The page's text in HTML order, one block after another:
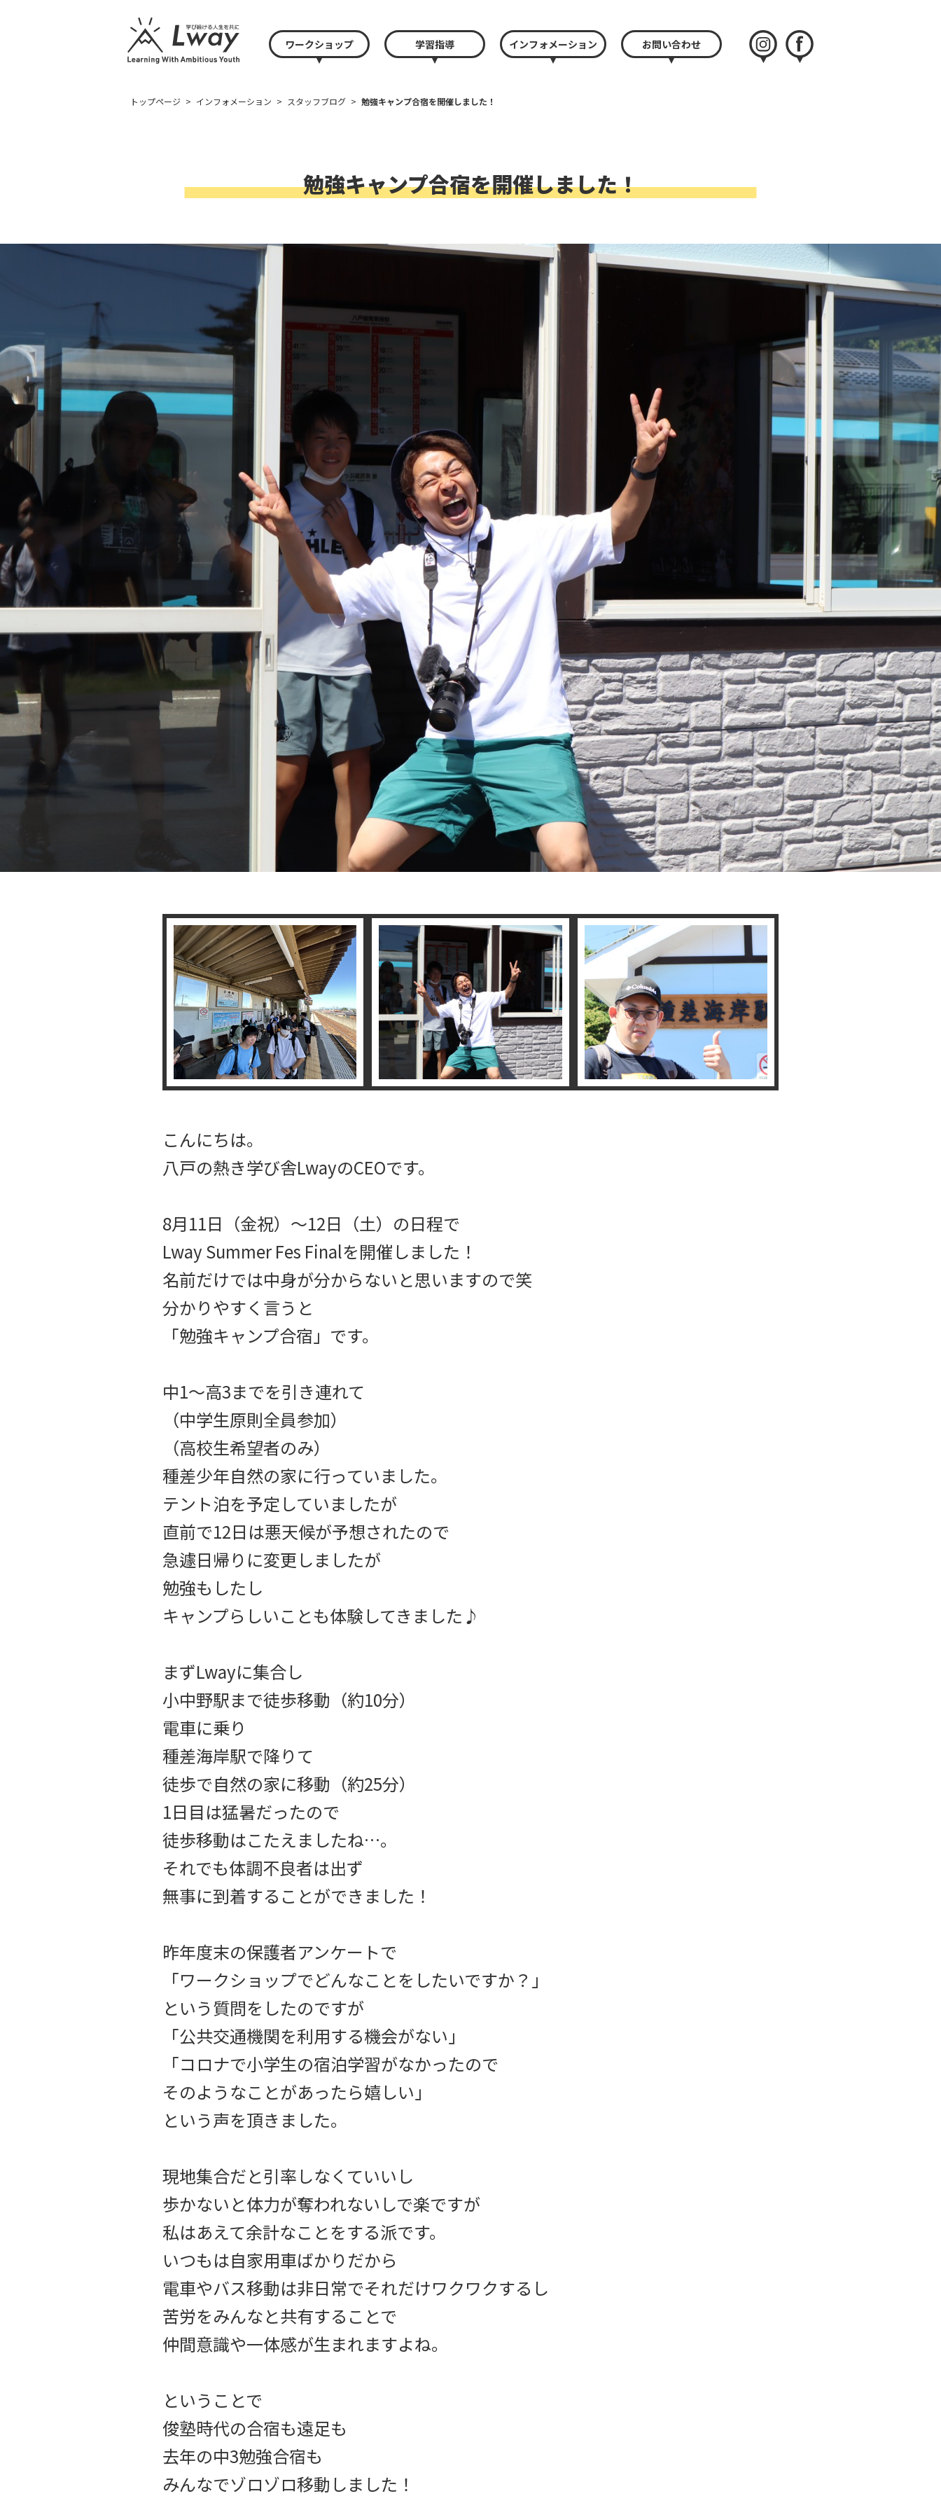
ワークショップ 学習指導 インフォメーション お問い合わせ
トップページ > インフォメーション > スタッフブログ > 勉強キャンプ合宿を開催しました！
勉強キャンプ合宿を開催しました！
こんにちは。
八戸の熱き学び舎LwayのCEOです。
8月11日（金祝）〜12日（土）の日程で
Lway Summer Fes Finalを開催しました！
名前だけでは中身が分からないと思いますので笑
分かりやすく言うと
「勉強キャンプ合宿」です。
中1〜高3までを引き連れて
（中学生原則全員参加）
（高校生希望者のみ）
種差少年自然の家に行っていました。
テント泊を予定していましたが
直前で12日は悪天候が予想されたので
急遽日帰りに変更しましたが
勉強もしたし
キャンプらしいことも体験してきました♪
まずLwayに集合し
小中野駅まで徒歩移動（約10分）
電車に乗り
種差海岸駅で降りて
徒歩で自然の家に移動（約25分）
1日目は猛暑だったので
徒歩移動はこたえましたね…。
それでも体調不良者は出ず
無事に到着することができました！
昨年度末の保護者アンケートで
「ワークショップでどんなことをしたいですか？」
という質問をしたのですが
「公共交通機関を利用する機会がない」
「コロナで小学生の宿泊学習がなかったので
そのようなことがあったら嬉しい」
という声を頂きました。
現地集合だと引率しなくていいし
歩かないと体力が奪われないしで楽ですが
私はあえて余計なことをする派です。
いつもは自家用車ばかりだから
電車やバス移動は非日常でそれだけワクワクするし
苦労をみんなと共有することで
仲間意識や一体感が生まれますよね。
ということで
俊塾時代の合宿も遠足も
去年の中3勉強合宿も
みんなでゾロゾロ移動しました！